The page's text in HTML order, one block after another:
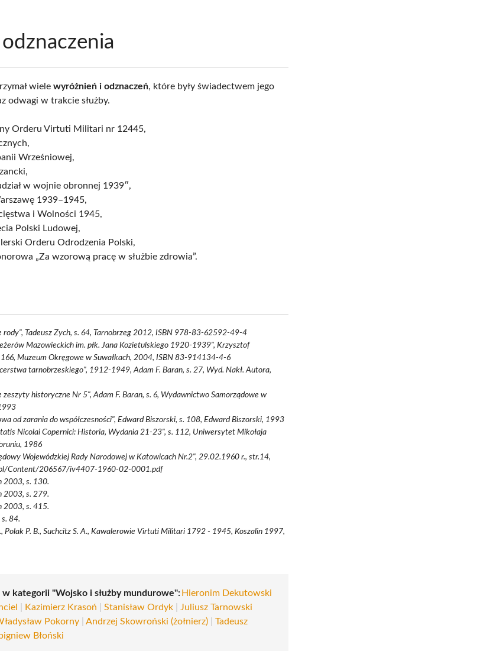
wielewyróżnień i odznaczeń, które były świadectwem jego
odwagi w trakcie służby.
Orderu Virtuti Militari nr 12445,
Wrześniowej,
w wojnie obronnej 1939″,
1939–1945,
i Wolności 1945,
Polski Ludowej,
Orderu Odrodzenia Polski,
„Za wzorową pracę w służbie zdrowia”.
rody", Tadeusz Zych, s. 64, Tarnobrzeg 2012, ISBN 978-83-62592-49-4
Mazowieckich im. płk. Jana Kozietulskiego 1920-1939", Krzysztof
166, Muzeum Okręgowe w Suwałkach, 2004, ISBN 83-914134-4-6
tarnobrzeskiego", 1912-1949, Adam F. Baran, s. 27, Wyd. Nakł. Autora,
zeszyty historyczne Nr 5", Adam F. Baran, s. 6, Wydawnictwo Samorządowe w
od zarania do współczesności", Edward Biszorski, s. 108, Edward Biszorski, 1993
Nicolai Copernici: Historia, Wydania 21-23", s. 112, Uniwersytet Mikołaja
1986
Wojewódzkiej Rady Narodowej w Katowicach Nr.2", 29.02.1960 r., str.14,
Content/206567/iv4407-1960-02-0001.pdf
2003, s. 130.
2003, s. 279.
2003, s. 415.
84.
Polak P. B., Suchcitz S. A., Kawalerowie Virtuti Militari 1792 - 1945, Koszalin 1997,
w kategorii "Wojsko i służby mundurowe":Hieronim Dekutowski
Kazimierz Krasoń |Stanisław Ordyk
Juliusz Tarnowski
Pokorny |Andrzej Skowroński (żołnierz) |Tadeusz
Błoński